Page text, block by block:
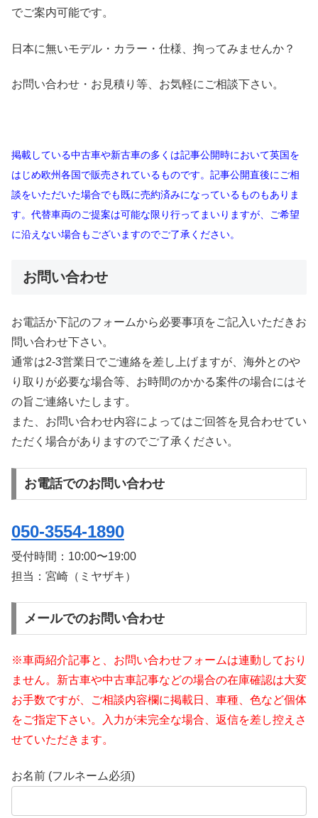
でご案内可能です。
日本に無いモデル・カラー・仕様、拘ってみませんか？
お問い合わせ・お見積り等、お気軽にご相談下さい。
掲載している中古車や新古車の多くは記事公開時において英国を
はじめ欧州各国で販売されているものです。記事公開直後にご相
談をいただいた場合でも既に売約済みになっているものもありま
す。代替車両のご提案は可能な限り行ってまいりますが、ご希望
に沿えない場合もございますのでご了承ください。
お問い合わせ
お電話か下記のフォームから必要事項をご記入いただきお
問い合わせ下さい。
通常は2-3営業日でご連絡を差し上げますが、海外とのや
り取りが必要な場合等、お時間のかかる案件の場合にはそ
の旨ご連絡いたします。
また、お問い合わせ内容によってはご回答を見合わせてい
ただく場合がありますのでご了承ください。
お電話でのお問い合わせ
050-3554-1890
受付時間： 10:00〜19:00
担当：宮崎（ミヤザキ）
メールでのお問い合わせ
※車両紹介記事と、お問い合わせフォームは連動しており
ません。新古車や中古車記事などの場合の在庫確認は大変
お手数ですが、ご相談内容欄に掲載日、車種、色など個体
をご指定下さい。入力が未完全な場合、返信を差し控えさ
せていただきます。
お名前 (フルネーム必須)